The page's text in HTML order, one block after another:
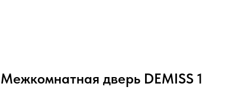
Межкомнатная дверь DEMISS 1